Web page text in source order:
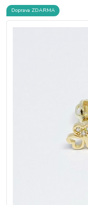
Doprava ZDARMA